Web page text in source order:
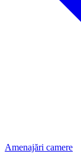
Amenajări camere